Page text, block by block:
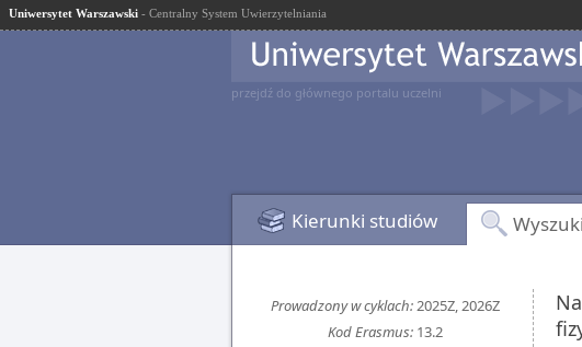
Uniwersytet Warszawski - Centralny System Uwierzytelniania
przejdź do głównego portalu uczelni
Kierunki studiów
Prowadzony w cyklach:2025Z, 2026Z
Kod Erasmus:13.2